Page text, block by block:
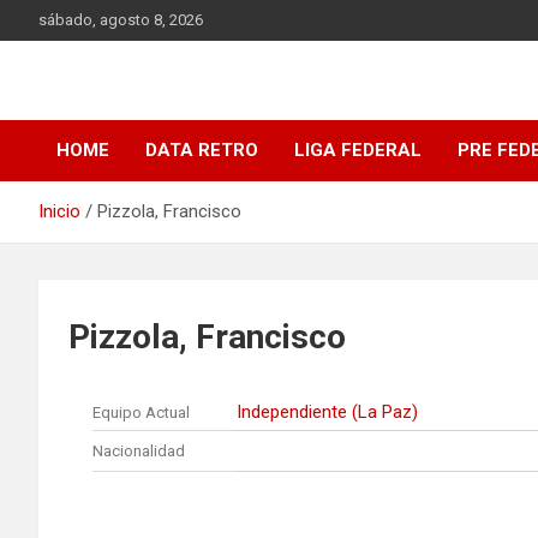
al
sábado, agosto 8, 2026
DATA Basquet
HOME DATA RETRO LIGA FEDERAL PRE
Inicio Pizzola, Francisco
Pizzola, Francisco
Equipo Actual Independiente (La Paz)
Nacionalidad